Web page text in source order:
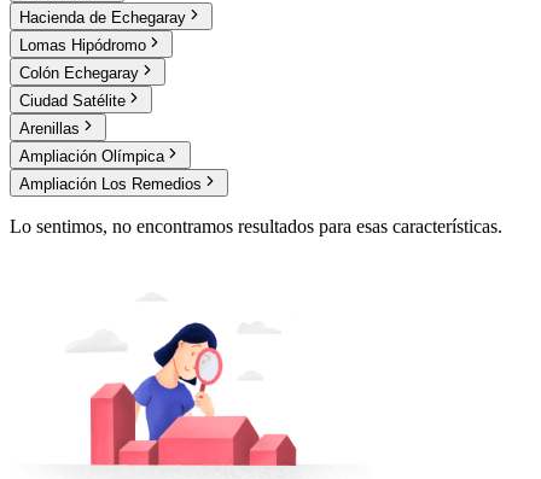
Hacienda de Echegaray
Lomas Hipódromo
Colón Echegaray
Ciudad Satélite
Arenillas
Ampliación Olímpica
Ampliación Los Remedios
Lo sentimos, no encontramos resultados para esas características.